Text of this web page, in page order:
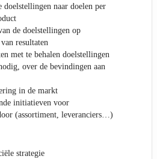
doelstellingen naar doelen per
de doelstellingen op
resultaten
met te behalen doelstellingen
over de bevindingen aan
in de markt
initiatieven voor
(assortiment, leveranciers…)
strategie